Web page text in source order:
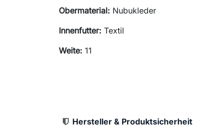
Obermaterial: Nubukleder
Innenfutter: Textil
Weite: 11
Hersteller & Produktsicherheit